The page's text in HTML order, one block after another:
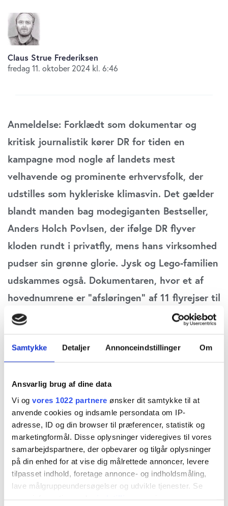
Samtykke Detaljer Annonceindstillinger Om
Ansvarlig brug af dine data
Vi og vores 1022 partnere ønsker dit samtykke til at
anvende cookies og indsamle persondata om IP-
adresse, ID og din browser til præferencer, statistik og
marketingformål. Disse oplysninger videregives til vores
samarbejdspartnere, der opbevarer og tilgår oplysninger
på din enhed for at vise dig målrettede annoncer, levere
tilpasset indhold, foretage annonce- og indholdsmåling,
lave målgruppeundersøgelser og udvikle tjenester. Se
Claus Strue Frederiksen
fredag 11. oktober 2024 kl. 6:46
Anmeldelse: Forklædt som dokumentar og
kritisk journalistik kører DR for tiden en
kampagne mod nogle af landets mest
velhavende og prominente erhvervsfolk, der
udstilles som hykleriske klimasvin. Det gælder
blandt manden bag modegiganten Bestseller,
Anders Holch Povlsen, der ifølge DR flyver
kloden rundt i privatfly, mens hans virksomhed
pudser sin grønne glorie. Jysk og Lego-familien
udskammes også. Dokumentaren, hvor et af
hovednumrene er ”afsløringen” af 11 flyrejser til
og fra Skotland i forbindelse med fejringen af
forargelsesbarometret men dumper på
klimarelevans, skriver Claus Strue Frederiksen,
redaktør for ØU Samfundsansvar.
Modtag Økonomisk Ugebrevs gratis
nyhedsmails om investering, finans, ledelse,
samfundsansvar og praktisk bestyrelsesarbejde
med aktuelle overskrifter